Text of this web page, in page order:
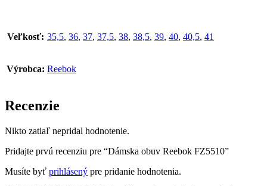
Veľkosť: 35,5, 36, 37, 37,5, 38, 38,5, 39, 40, 40,5, 41
Výrobca: Reebok
Recenzie
Nikto zatiaľ nepridal hodnotenie.
Pridajte prvú recenziu pre “Dámska obuv Reebok FZ5510”
Musíte byť prihlásený pre pridanie hodnotenia.